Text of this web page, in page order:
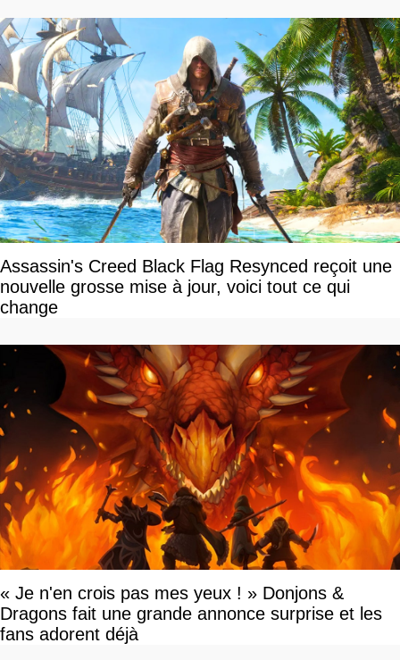
Assassin's Creed Black Flag Resynced reçoit une
nouvelle grosse mise à jour, voici tout ce qui
change
« Je n'en crois pas mes yeux ! » Donjons &
Dragons fait une grande annonce surprise et les
fans adorent déjà